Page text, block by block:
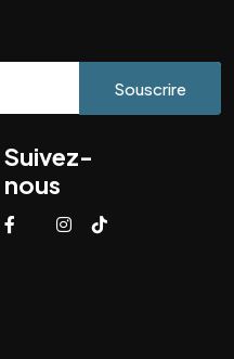
Souscrire
Suivez-
nous